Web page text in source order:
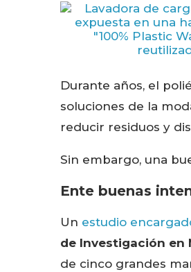
Durante años, el
soluciones de la
reducir residuos y
Sin embargo, una
Ente buenas
Un estudio
de Investigación en
de cinco grandes